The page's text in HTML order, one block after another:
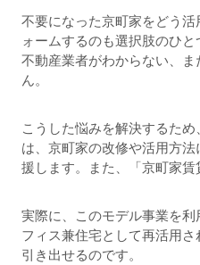
不要になった京町家をどう
ォームするのも選択肢のひ
不動産業者がわからない、
ん。
こうした悩みを解決するた
は、京町家の改修や活用方
援します。また、「京町家
実際に、このモデル事業を
フィス兼住宅として再活用
引き出せるのです。